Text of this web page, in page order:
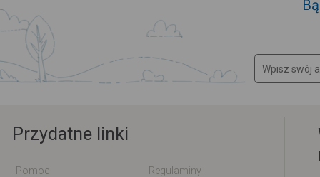
Przydatne linki
Pomoc
Regulaminy